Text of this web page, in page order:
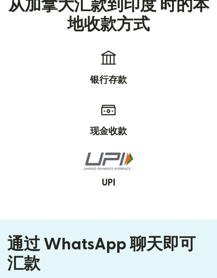
从加拿大汇款到印度 时的本
地收款方式
银行存款
现金收款
UPI
通过 WhatsApp 聊天即可
汇款